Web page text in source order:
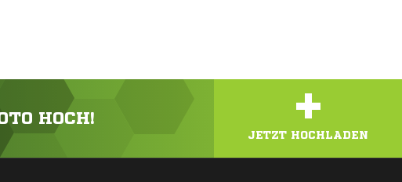
HOCH! +
JETZT HOCHLADEN